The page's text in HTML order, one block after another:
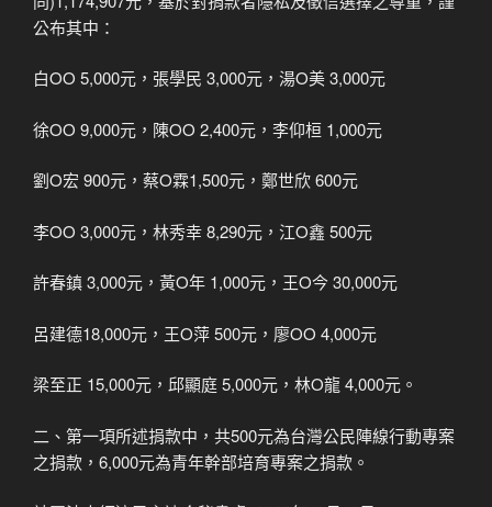
公布其中：
白OO 5,000元，張學民 3,000元，湯O美 3,000元
徐OO 9,000元，陳OO 2,400元，李仰桓 1,000元
劉O宏 900元，蔡O霖1,500元，鄭世欣 600元
李OO 3,000元，林秀幸 8,290元，江O鑫 500元
許春鎮 3,000元，黃O年 1,000元，王O今 30,000元
呂建德18,000元，王O萍 500元，廖OO 4,000元
梁至正 15,000元，邱顯庭 5,000元，林O龍 4,000元。
二、第一項所述捐款中，共500元為台灣公民陣線行動專案
之捐款，6,000元為青年幹部培育專案之捐款。